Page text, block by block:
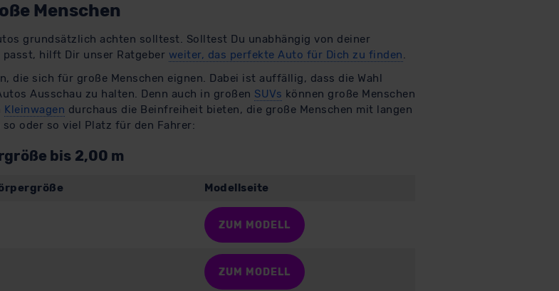
Menschen
grundsätzlich achten solltest. Solltest Du unabhängig von deiner
hilft Dir unser Ratgeber weiter, das perfekte Auto für Dich zu finden.
die sich für große Menschen eignen. Dabei ist auffällig, dass die Wahl
Ausschau zu halten. Denn auch in großen SUVs können große Menschen
Kleinwagen durchaus die Beinfreiheit bieten, die große Menschen mit langen
oder so viel Platz für den Fahrer:
bis 2,00 m
Modellseite
ZUM MODELL
ZUM MODELL